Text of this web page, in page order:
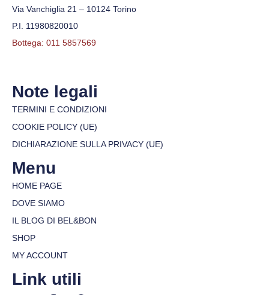
Via Vanchiglia 21 – 10124 Torino
P.I. 11980820010
Bottega: 011 5857569
Note legali
TERMINI E CONDIZIONI
COOKIE POLICY (UE)
DICHIARAZIONE SULLA PRIVACY (UE)
Menu
HOME PAGE
DOVE SIAMO
IL BLOG DI BEL&BON
SHOP
MY ACCOUNT
Link utili